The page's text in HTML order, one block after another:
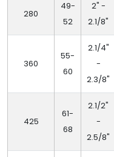
280
49-
52
2" -
2.1/8"
360
55-
60
2.1/4"
-
2.3/8"
425
61-
68
2.1/2"
-
2.5/8"